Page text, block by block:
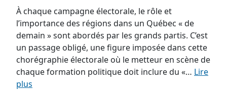
À chaque campagne électorale, le rôle et
l’importance des régions dans un Québec « de
demain » sont abordés par les grands partis. C’est
un passage obligé, une figure imposée dans cette
chorégraphie électorale où le metteur en scène de
chaque formation politique doit inclure du «… Lire
plus